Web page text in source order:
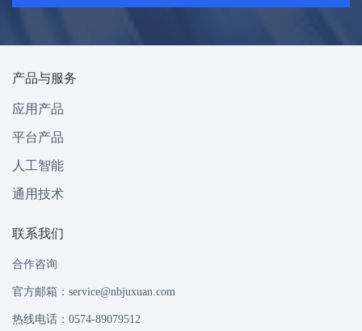
产品与服务
应用产品
平台产品
人工智能
通用技术
联系我们
合作咨询
官方邮箱：service@nbjuxuan.com
热线电话：0574-89079512